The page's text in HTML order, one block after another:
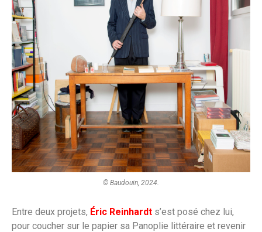
© Baudouin, 2024.
Entre deux projets, Éric Reinhardt s’est posé chez lui,
pour coucher sur le papier sa Panoplie littéraire et revenir